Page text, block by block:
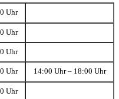
Uhr
Uhr
Uhr
Uhr 14:00 Uhr – 18:00 Uhr
Uhr